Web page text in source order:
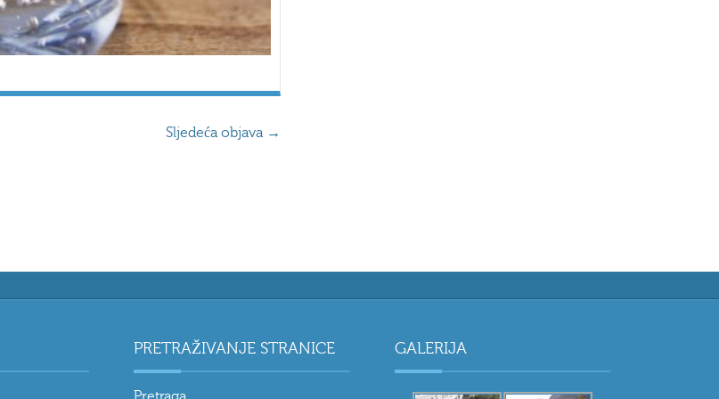
Sljedeća objava →
PRETRAŽIVANJE STRANICE GALERIJA